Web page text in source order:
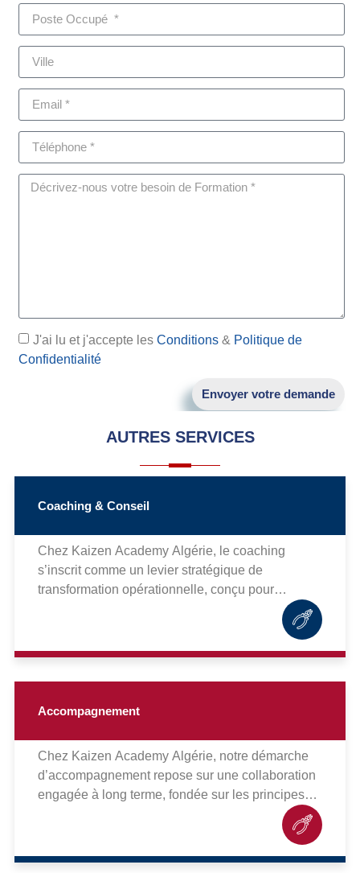
J'ai lu et j'accepte lesConditions & Politique de
Confidentialité
Envoyer votre demande
AUTRES SERVICES
Coaching & Conseil
Chez Kaizen Academy Algérie, le coaching
s’inscrit comme un levier stratégique de
transformation opérationnelle, conçu pour
collectives, et ainsi conduire votre organisation
Accompagnement
Chez Kaizen Academy Algérie, notre démarche
d’accompagnement repose sur une collaboration
engagée à long terme, fondée sur les principes
opérationnelle. Nous intervenons en partenaire